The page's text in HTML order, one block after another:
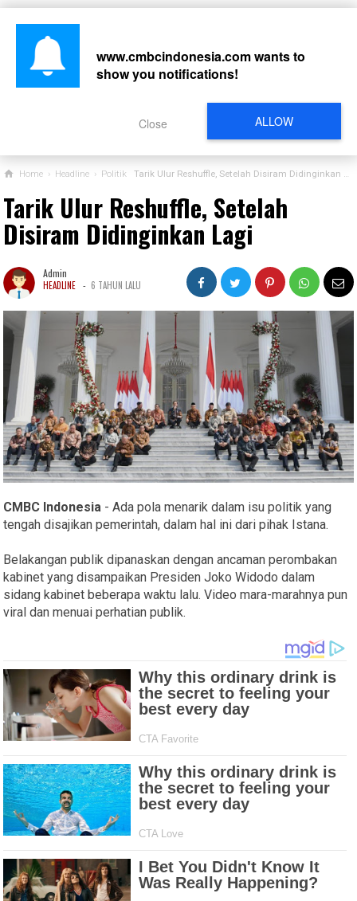
Home › Headline › Politik Tarik Ulur Reshuffle, Setelah Disiram Didinginkan Lagi
Tarik Ulur Reshuffle, Setelah
Disiram Didinginkan Lagi
Admin
HEADLINE - 6 TAHUN LALU
CMBC Indonesia - Ada pola menarik dalam isu politik yang
tengah disajikan pemerintah, dalam hal ini dari pihak Istana.
Belakangan publik dipanaskan dengan ancaman perombakan
kabinet yang disampaikan Presiden Joko Widodo dalam
sidang kabinet beberapa waktu lalu. Video mara-marahnya pun
viral dan menuai perhatian publik.
www.cmbcindonesia.comwants to
show you notifications!
ALLOW
Close